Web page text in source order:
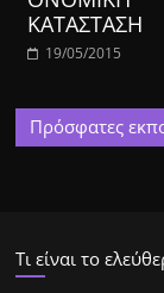
ΚΑΤΑΣΤΑΣΗ
19/05/2015
Πρόσφατες
Τι είναι το